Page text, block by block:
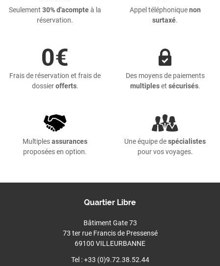
Seulement 30% d'acompteà la
réservation.
Appel téléphoniquenon
surtaxé.
Frais de réservation et frais de
dossierofferts.
Des moyens de paiements
multipleset sécurisés.
Multiplesassurances
proposées en option.
Une équipe despécialistes
pour vos voyages.
Quartier Libre
Bâtiment Gate 73
73 ter rue Francis de Pressensé
69100 VILLEURBANNE
Tel : +33 (0)9.72.38.52.44